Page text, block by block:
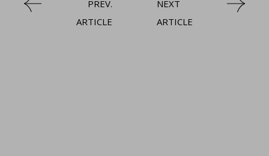
PREV.
ARTICLE
NEXT
ARTICLE